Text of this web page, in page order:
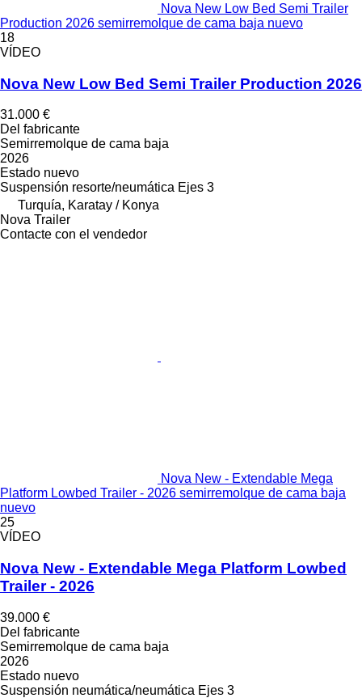
Nova New Low Bed Semi Trailer
Production 2026 semirremolque de cama baja nuevo
18
VÍDEO
Nova New Low Bed Semi Trailer Production 2026
31.000 €
Del fabricante
Semirremolque de cama baja
2026
Estado nuevo
Suspensión resorte/neumática Ejes 3
Turquía, Karatay / Konya
Nova Trailer
Contacte con el vendedor
Nova New - Extendable Mega
Platform Lowbed Trailer - 2026 semirremolque de cama baja
nuevo
25
VÍDEO
Nova New - Extendable Mega Platform Lowbed
Trailer - 2026
39.000 €
Del fabricante
Semirremolque de cama baja
2026
Estado nuevo
Suspensión neumática/neumática Ejes 3